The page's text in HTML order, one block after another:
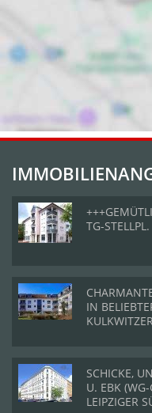
TG-
IN
SCHICKE,
U. EBK
LEIPZIGER